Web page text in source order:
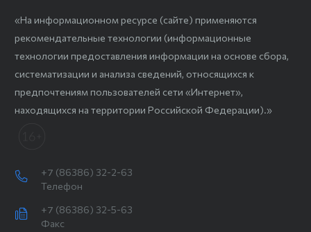
«На информационном ресурсе (сайте) применяются
рекомендательные технологии (информационные
технологии предоставления информации на основе сбора,
систематизации и анализа сведений, относящихся к
предпочтениям пользователей сети «Интернет»,
находящихся на территории Российской Федерации).»
+7 (86386) 32-2-63
Телефон
+7 (86386) 32-5-63
Факс